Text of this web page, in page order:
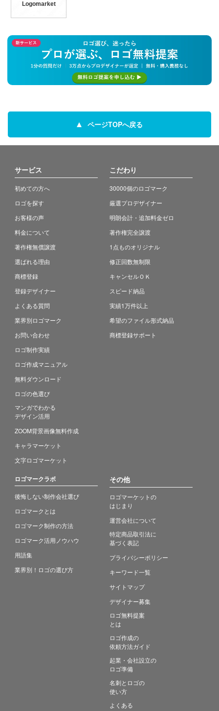
Logomarket
ページTOPへ戻る
サービス
初めての方へ
ロゴを探す
お客様の声
料金について
著作権無償譲渡
選ばれる理由
商標登録
登録デザイナー
よくある質問
業界別ロゴマーク
お問い合わせ
ロゴ制作実績
ロゴ作成マニュアル
無料ダウンロード
ロゴの色選び
マンガでわかる
デザイン活用
ZOOM背景画像無料作成
キャラマーケット
文字ロゴマーケット
こだわり
30000個のロゴマーク
厳選プロデザイナー
明朗会計・追加料金ゼロ
著作権完全譲渡
1点ものオリジナル
修正回数無制限
キャンセルＯＫ
スピード納品
実績1万件以上
希望のファイル形式納品
商標登録サポート
ロゴマークラボ
後悔しない制作会社選び
ロゴマークとは
ロゴマーク制作の方法
ロゴマーク活用ノウハウ
用語集
業界別！ロゴの選び方
その他
ロゴマーケットの
はじまり
運営会社について
特定商品取引法に
基づく表記
プライバシーポリシー
キーワード一覧
サイトマップ
デザイナー募集
ロゴ無料提案
とは
ロゴ作成の
依頼方法ガイド
起業・会社設立の
ロゴ準備
名刺とロゴの
使い方
よくある